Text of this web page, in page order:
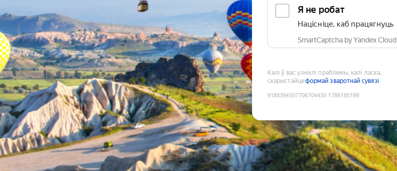
Я не робат
Націсніце, каб працягнуць
SmartCaptcha by Yandex Cloud
Калі ў вас узніклі праблемы, калі ласка,
скарыстайцеформай зваротнай сувязі
9188394507706704430:1786185189